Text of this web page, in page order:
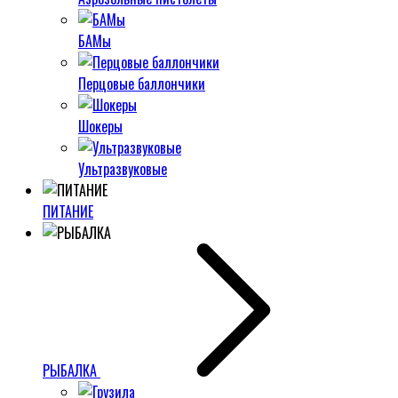
БАМы
Перцовые баллончики
Шокеры
Ультразвуковые
ПИТАНИЕ
РЫБАЛКА